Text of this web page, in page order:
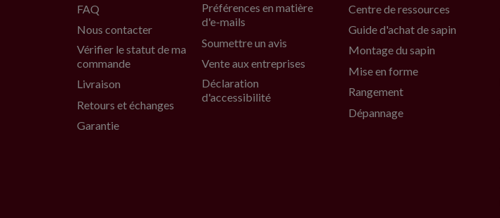
FAQ
Nous contacter
Vérifier le statut de ma
commande
Livraison
Retours et échanges
Garantie
Préférences en matière
d'e-mails
Soumettre un avis
Vente aux entreprises
Déclaration
d'accessibilité
Centre de ressources
Guide d'achat de sapin
Montage du sapin
Mise en forme
Rangement
Dépannage